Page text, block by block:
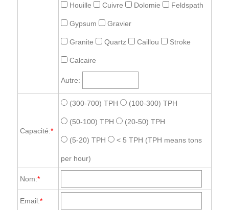
Houille Cuivre Dolomie Feldspath
Gypsum Gravier
Granite Quartz Caillou Stroke
Calcaire
Autre:
Capacité:*
(300-700) TPH (100-300) TPH
(50-100) TPH (20-50) TPH
(5-20) TPH < 5 TPH (TPH means tons
per hour)
Nom:*
Email:*